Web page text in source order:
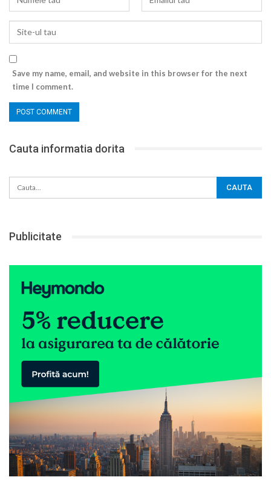
Save my name, email, and website in this browser for the next
time I comment.
Cauta informatia dorita
Publicitate